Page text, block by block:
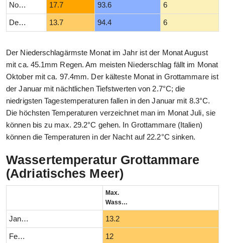
November 17.7 93.6 6
Dezember 13.7 94.4 6
Der Niederschlagärmste Monat im Jahr ist der Monat August
mit ca. 45.1mm Regen. Am meisten Niederschlag fällt im Monat
Oktober mit ca. 97.4mm. Der kälteste Monat in Grottammare ist
der Januar mit nächtlichen Tiefstwerten von 2.7°C; die
niedrigsten Tagestemperaturen fallen in den Januar mit 8.3°C.
Die höchsten Temperaturen verzeichnet man im Monat Juli, sie
können bis zu max. 29.2°C gehen. In Grottammare (Italien)
können die Temperaturen in der Nacht auf 22.2°C sinken.
Wassertemperatur Grottammare
(Adriatisches Meer)
Max.
Wassertemperatur (°C)
Januar 13.2
Februar 12